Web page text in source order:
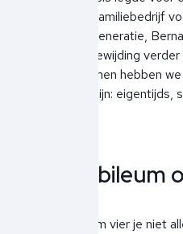
wordt het familiebedrijf
volgende generatie,
trots en toewijding
droom. Samen hebben
wat ze nu zijn: eigentijds,
Een
Een jubileum vier je niet